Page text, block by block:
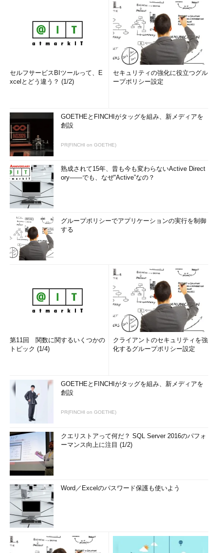
セルフサービスBIツールって、E
xcelとどう違う？ (1/2)
セキュリティの強化に役立つグル
ープポリシー設定
GOETHEとFINCHIがタッグを組み、新メディアを
創設
PR(FINCHI on GOETHE)
熟成されて15年、昔も今も変わらないActive Direct
ory――でも、なぜ“Active”なの？
グループポリシーでアプリケーションの実行を制御
する
第11回 関数に関するいくつかの
トピック (1/4)
クライアントのセキュリティを強
化するグループポリシー設定
GOETHEとFINCHIがタッグを組み、新メディアを
創設
PR(FINCHI on GOETHE)
クエリストアって何だ？ SQL Server 2016のパフォ
ーマンス向上に注目 (1/2)
Word／Excelのパスワード保護も使いよう